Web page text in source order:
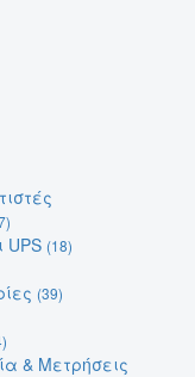
UPS (18)
(39)
& Μετρήσεις